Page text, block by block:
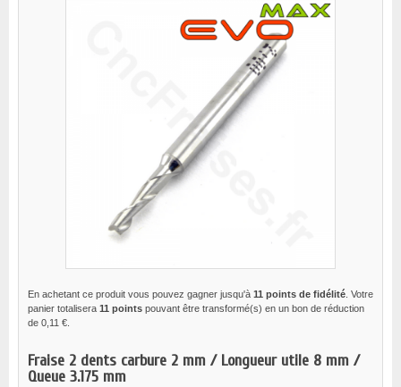
En achetant ce produit vous pouvez gagner jusqu'à 11 points de fidélité . Votre
panier totalisera 11 points pouvant être transformé(s) en un bon de réduction
de 0,11 €
Fraise 2 dents carbure 2 mm / Longueur utile 8 mm /
Queue 3.175 mm